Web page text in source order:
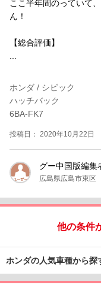
ここ半年間のっていて
ん！
【総合評価】
ホンダ / シビック
ハッチバック
6BA-FK7
投稿日： 2020年10月22日
グー中国版編集
広島県広島市東区
他の条件
ホンダの人気車種から探